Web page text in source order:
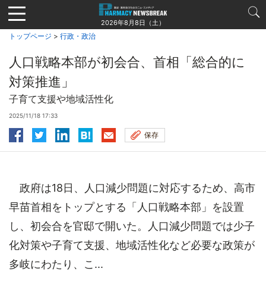
Jump
to
navigation
2026年8月8日（土）
トップページ > 行政・政治
人口戦略本部が初会合、首相「総合的に
対策推進」
子育て支援や地域活性化
2025/11/18 17:33
保存
政府は18日、人口減少問題に対応するため、高市
早苗首相をトップとする「人口戦略本部」を設置
し、初会合を官邸で開いた。人口減少問題では少子
化対策や子育て支援、地域活性化など必要な政策が
多岐にわたり、こ...